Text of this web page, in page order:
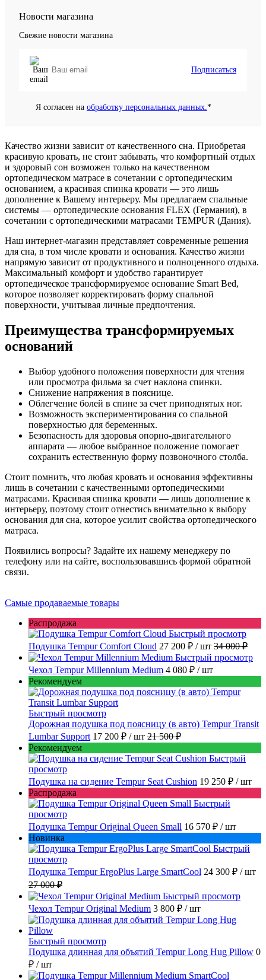
Новости магазина
Свежие новости магазина
Подписаться
Я согласен на обработку персональных данных. *
Качество жизни зависит от качественного сна. Приобретая
красивую кровать, не стоит забывать, что комфортный отдых
и здоровый сон возможен только на качественном
ортопедическом матрасе в сочетании с ортопедическим
основанием, а красивая спинка кровати — это лишь
дополнение к Вашему интерьеру. Мы предлагаем спальные
системы — ортопедические основания FLEX (Германия), в
сочетании с ортопедическими матрасами TEMPUR (Дания).
Наш интернет-магазин представляет современные решения
для сна, в том числе кровати и основания. Качество жизни
напрямую зависит от продуктивного и полноценного отдыха.
Максимальный комфорт и удобство гарантирует
ортопедическое трансформируемое основание Smart Bed,
которое позволяет корректировать форму спальной
поверхности, учитывая личные предпочтения.
Преимущества трансформируемых
оснований
Выбор удобного положения поверхности для чтения
или просмотра фильма за счет наклона спинки.
Снижение напряжения в пояснице.
Облегчение болей в спине за счет приподнятых ног.
Возможность экспериментирования со спальной
поверхностью для беременных.
Безопасность для здоровья опорно-двигательного
аппарата — любое выбранное положение помогает
сохранить естественную форму позвоночного столба.
Стоит помнить, что любая кровать и основания эффективны
лишь в сочетании с качественными ортопедическими
матрасами. Красивая спинка кровати — лишь дополнение к
интерьеру, поэтому стоит отнестись внимательно к выбору
основания для сна, которое усилит свойства ортопедического
матраса.
Появились вопросы? Задайте их нашему менеджеру по
телефону или на сайте, воспользовавшись формой обратной
связи.
Самые продаваемые товары
Распродажа
Быстрый просмотр
Подушка Tempur Comfort Cloud 27 200 ₽ / шт 34 000 ₽
Быстрый просмотр
Чехол Tempur Millennium Medium 4 080 ₽ / шт
Рекомендуем
Быстрый просмотр
Дорожная подушка под поясницу (в авто) Tempur Transit
Lumbar Support 17 200 ₽ / шт 21 500 ₽
Рекомендуем
Быстрый
просмотр
Подушка на сидение Tempur Seat Cushion 19 250 ₽ / шт
Распродажа
Быстрый
просмотр
Подушка Tempur Original Queen Small 16 570 ₽ / шт
Новинка
Быстрый
просмотр
Подушка Tempur ErgoPlus Large SmartCool 24 300 ₽ / шт
27 000 ₽
Быстрый просмотр
Чехол Tempur Original Medium 3 800 ₽ / шт
Быстрый просмотр
Подушка длинная для объятий Tempur Long Hug Pillow 0
₽ / шт